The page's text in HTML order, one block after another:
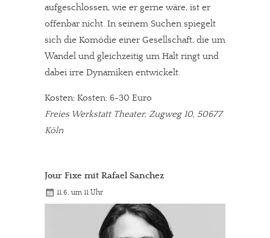
aufgeschlossen, wie er gerne wäre, ist er
offenbar nicht. In seinem Suchen spiegelt
sich die Komödie einer Gesellschaft, die um
Wandel und gleichzeitig um Halt ringt und
dabei irre Dynamiken entwickelt.
Kosten: Kosten: 6-30 Euro
Freies Werkstatt Theater, Zugweg 10, 50677
Köln
Jour Fixe mit Rafael Sanchez
11.6. um 11 Uhr